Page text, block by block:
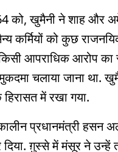
को, खुमैनी ने शाह और
कर्मियों को कुछ
आपराधिक आरोप
चलाया जाना था.
में रखा गया.
प्रधानमंत्री हसन
ग़ुस्से में मंसूर ने उन्हें